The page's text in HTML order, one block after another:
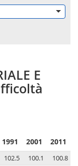
E
1991 2001 2011
102.5 100.1
100.8